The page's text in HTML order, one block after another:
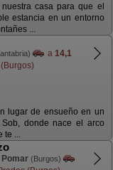
casa para que el
estancia en un entorno
...
a 14,1
lugar de ensueño en un
donde nace el arco
te ...
Pomar (Burgos)